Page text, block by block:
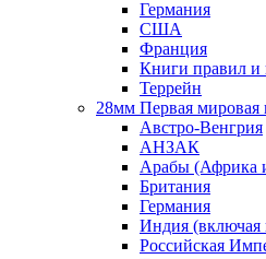
Германия
США
Франция
Книги правил и
Террейн
28мм Первая мировая
Австро-Венгрия
АНЗАК
Арабы (Африка
Британия
Германия
Индия (включая
Российская